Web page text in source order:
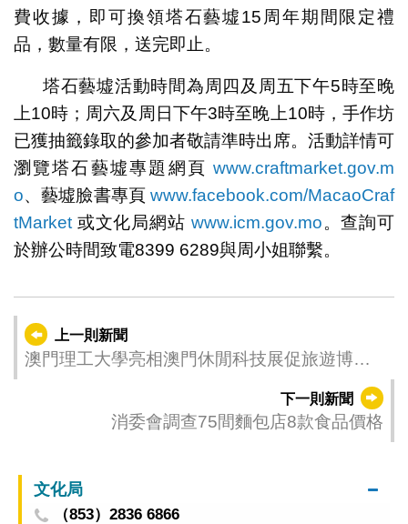
費收據，即可換領塔石藝墟15周年期間限定禮
品，數量有限，送完即止。
塔石藝墟活動時間為周四及周五下午5時至晚
上10時；周六及周日下午3時至晚上10時，手作坊
已獲抽籤錄取的參加者敬請準時出席。活動詳情可
瀏覽塔石藝墟專題網頁www.craftmarket.gov.m
o、藝墟臉書專頁www.facebook.com/MacaoCraf
tMarket 或文化局網站 www.icm.gov.mo。查詢可
於辦公時間致電8399 6289與周小姐聯繫。
上一則新聞
澳門理工大學亮相澳門休閒科技展促旅遊博彩
下一則新聞
消委會調查75間麵包店8款食品價格
文化局
（853）2836 6866